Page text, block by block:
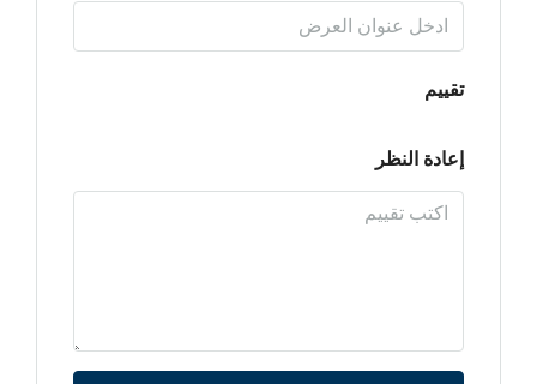
تقييم
إعادة النظر